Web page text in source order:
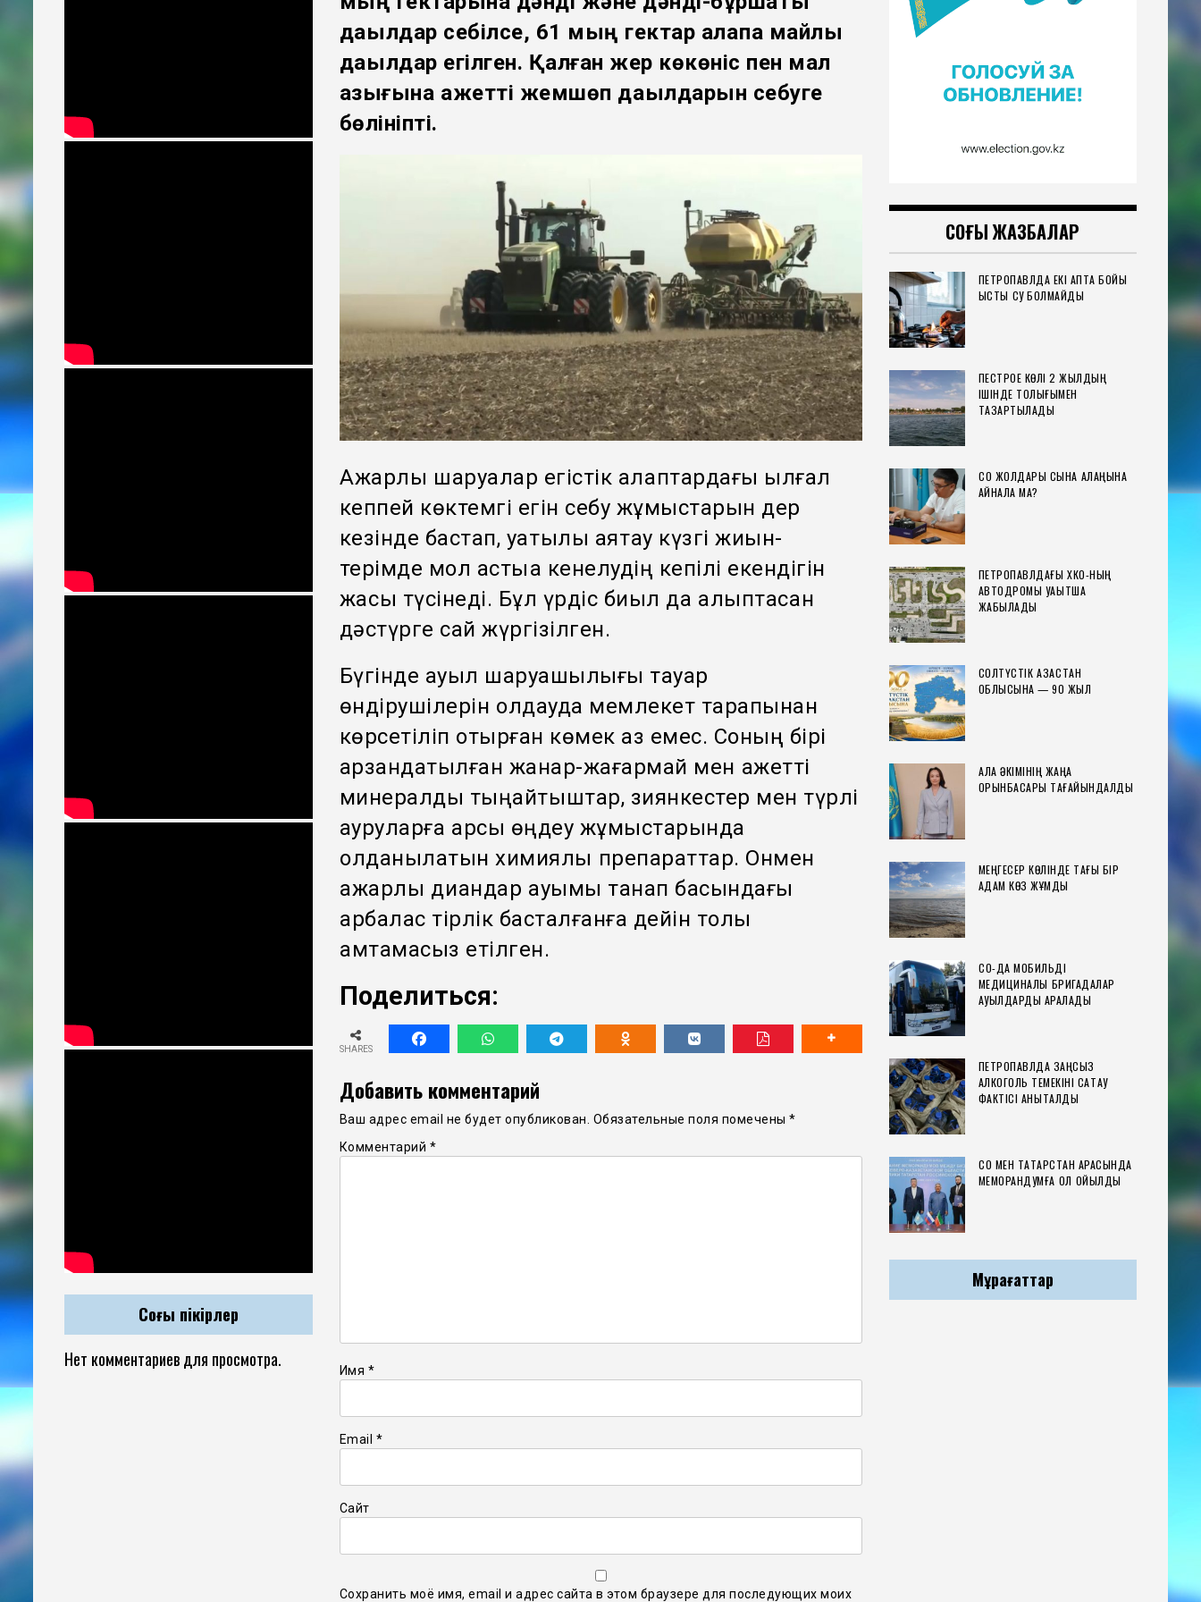
дақылдар себілсе, 61 мың гектар алқапқа майлы
дақылдар егілген. Қалған жер көкөніс пен мал
азығына қажетті жемшөп дақылдарын себуге
бөлініпті.
Ақжарлық шаруалар егістік алқаптардағы ылғал
кеппей көктемгі егін себу жұмыстарын дер
кезінде бастап, уақтылы аяқтау күзгі жиын-
терімде мол астыққа кенелудің кепілі екендігін
жақсы түсінеді. Бұл үрдіс биыл да қалыптасқан
дәстүрге сай жүргізілген.
Бүгінде ауыл шаруашылығы тауар
өндірушілерін қолдауда мемлекет тарапынан
көрсетіліп отырған көмек аз емес. Соның бірі
арзандатылған жанар-жағармай мен қажетті
минералды тыңайтқыштар, зиянкестер мен түрлі
ауруларға қарсы өңдеу жұмыстарында
қолданылатын химиялық препараттар. Онмен
ақжарлық диқандар қауымы танап басындағы
қарбалас тірлік басталғанға дейін толық
қамтамасыз етілген.
Поделиться:
SHARES
Добавить комментарий
Ваш адрес email не будет опубликован. Обязательные поля помечены *
Комментарий *
Имя *
Email *
Сайт
Сохранить моё имя, email и адрес сайта в этом браузере для последующих моих
Соңғы пікірлер
Нет комментариев для просмотра.
СОҢҒЫ ЖАЗБАЛАР
ПЕТРОПАВЛДА ЕКІ АПТА БОЙЫ
ЫСТЫҚ СУ БОЛМАЙДЫ
ПЕСТРОЕ КӨЛІ 2 ЖЫЛДЫҢ
ІШІНДЕ ТОЛЫҒЫМЕН
ТАЗАРТЫЛАДЫ
СҚО ЖОЛДАРЫ СЫНАҚ АЛАҢЫНА
АЙНАЛА МА?
ПЕТРОПАВЛДАҒЫ ХҚКО-НЫҢ
АВТОДРОМЫ УАҚЫТША
ЖАБЫЛАДЫ
СОЛТҮСТІК ҚАЗАҚСТАН
ОБЛЫСЫНА — 90 ЖЫЛ
ҚАЛА ӘКІМІНІҢ ЖАҢА
ОРЫНБАСАРЫ ТАҒАЙЫНДАЛДЫ
МЕҢГЕСЕР КӨЛІНДЕ ТАҒЫ БІР
АДАМ КӨЗ ЖҰМДЫ
СҚО-ДА МОБИЛЬДІ
МЕДИЦИНАЛЫҚ БРИГАДАЛАР
АУЫЛДАРДЫ АРАЛАДЫ
ПЕТРОПАВЛДА ЗАҢСЫЗ
АЛКОГОЛЬ ТЕМЕКІНІ САҚТАУ
ФАКТІСІ АНЫҚТАЛДЫ
СҚО МЕН ТАТАРСТАН АРАСЫНДА
МЕМОРАНДУМҒА ҚОЛ ҚОЙЫЛДЫ
Мұрағаттар